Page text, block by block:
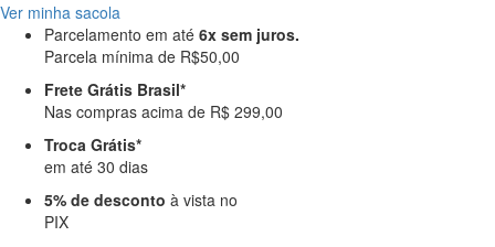
Ver minha sacola
Parcelamento em até 6x sem juros.
Parcela mínima de R$50,00
Frete Grátis Brasil*
Nas compras acima de R$ 299,00
Troca Grátis*
em até 30 dias
5% de desconto à vista no
PIX